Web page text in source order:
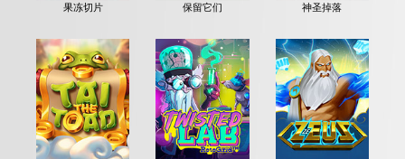
果冻切片 保留它们 神圣掉落